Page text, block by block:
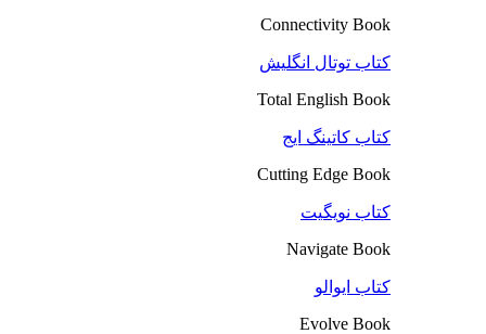
Connectivity Book
کتاب توتال انگلیش
Total English Book
کتاب کاتینگ ایج
Cutting Edge Book
کتاب نویگیت
Navigate Book
کتاب ایوالو
Evolve Book